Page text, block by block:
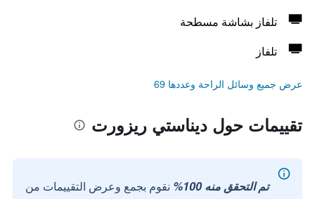
تلفاز بشاشة مسطحة
تلفاز
عرض جميع وسائل الراحة وعددها 69
تقييمات حول ديناستي ريزورت
تم التحقق منه 100%
نقوم بجمع وعرض التقييمات من